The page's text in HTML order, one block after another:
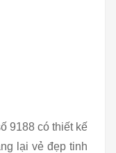
9188 có thiết kế
lại vẻ đẹp tinh